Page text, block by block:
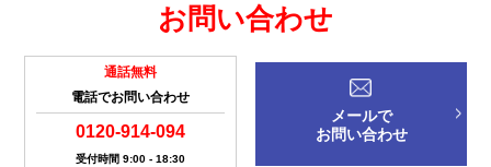
お問い合わせ
通話無料
電話でお問い合わせ
0120-914-094
受付時間 9:00 - 18:30
メールで
お問い合わせ